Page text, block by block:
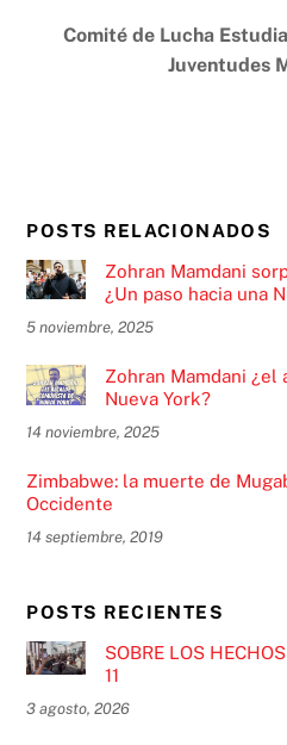
Comité de Lucha
Juventudes
POSTS RELACIONADOS
Zohran Mamdani
¿Un paso hacia una
5 noviembre, 2025
Zohran Mamdani ¿el
Nueva York?
14 noviembre, 2025
Zimbabwe: la muerte de
Occidente
14 septiembre, 2019
POSTS RECIENTES
SOBRE LOS
11
3 agosto, 2026